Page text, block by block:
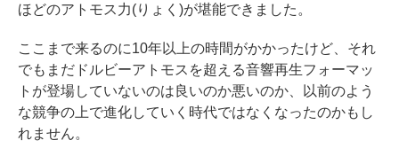
ほどのアトモス力(りょく)が堪能できました。
ここまで来るのに10年以上の時間がかかったけど、それ
でもまだドルビーアトモスを超える音響再生フォーマッ
トが登場していないのは良いのか悪いのか、以前のよう
な競争の上で進化していく時代ではなくなったのかもし
れません。